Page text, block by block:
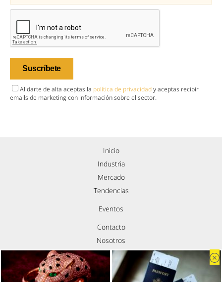
Al darte de alta aceptas la política de privacidady aceptas recibir
emails de marketing con información sobre el sector.
Inicio
Industria
Mercado
Tendencias
Eventos
Contacto
Nosotros
Política de privacidad
Aviso legal